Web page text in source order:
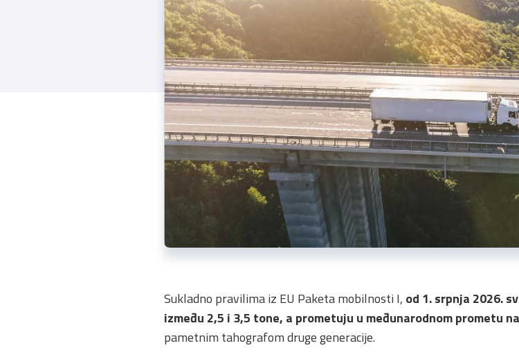
Sukladno pravilima iz EU Paketa mobilnosti I, od 1. srpnja 2026.
između 2,5 i 3,5 tone, a prometuju u međunarodnom prometu
pametnim tahografom druge generacije.